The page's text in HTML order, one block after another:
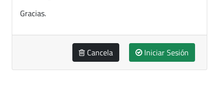
Gracias.
Cancela Iniciar Sesión